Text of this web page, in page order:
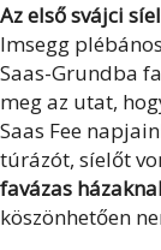
Az első svájci
Imsegg
Saas-Grundba
meg az utat,
Saas Fee
túrázót, síelőt
favázas
köszönhetően